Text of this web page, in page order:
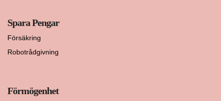
Spara Pengar
Försäkring
Robotrådgivning
Förmögenhet